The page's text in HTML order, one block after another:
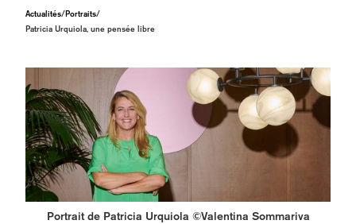
Actualités/Portraits/
Patricia Urquiola, une pensée libre
Portrait de Patricia Urquiola ©Valentina Sommariva